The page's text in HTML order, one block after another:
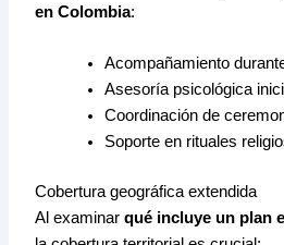
en Colombia:
Acompañamiento
Asesoría psicológica
Coordinación de
Soporte en rituales
Cobertura geográfica extendida
Al examinarqué incluye un plan